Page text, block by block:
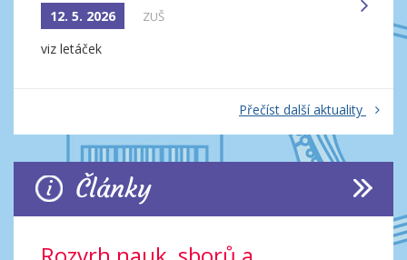
12. 5. 2026 ZUŠ
viz letáček
Přečíst další aktuality
Články